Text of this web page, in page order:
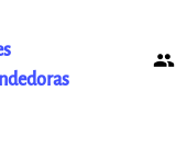
people